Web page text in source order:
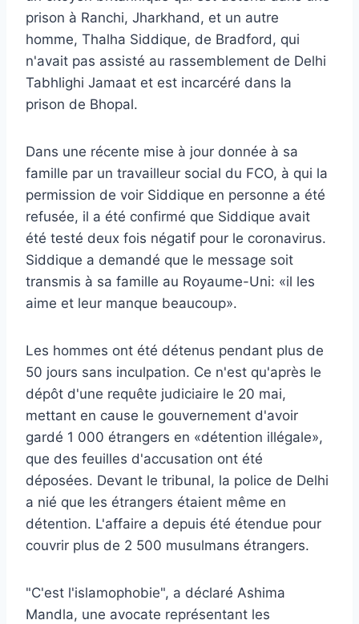
prison à Ranchi, Jharkhand, et un autre
homme, Thalha Siddique, de Bradford, qui
n'avait pas assisté au rassemblement de Delhi
Tabhlighi Jamaat et est incarcéré dans la
prison de Bhopal.
Dans une récente mise à jour donnée à sa
famille par un travailleur social du FCO, à qui la
permission de voir Siddique en personne a été
refusée, il a été confirmé que Siddique avait
été testé deux fois négatif pour le coronavirus.
Siddique a demandé que le message soit
transmis à sa famille au Royaume-Uni: «il les
aime et leur manque beaucoup».
Les hommes ont été détenus pendant plus de
50 jours sans inculpation. Ce n'est qu'après le
dépôt d'une requête judiciaire le 20 mai,
mettant en cause le gouvernement d'avoir
gardé 1 000 étrangers en «détention illégale»,
que des feuilles d'accusation ont été
déposées. Devant le tribunal, la police de Delhi
a nié que les étrangers étaient même en
détention. L'affaire a depuis été étendue pour
couvrir plus de 2 500 musulmans étrangers.
"C'est l'islamophobie", a déclaré Ashima
Mandla, une avocate représentant les